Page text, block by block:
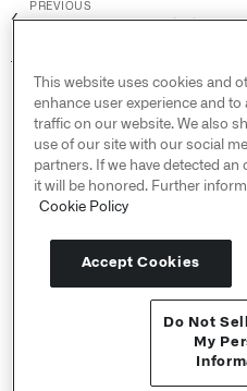
←
PREVIOUS
© 2026 Palantir
reserved.
Cookies Statement ↗
Privacy Statement ↗
Terms of Use ↗
Do Not Sell or Share My
This website uses cookies and
enhance user experience and to
traffic on our website. We also
use of our site with our social
partners. If we have detected
it will be honored. Further
Cookie Policy
Accept Cookies
Do Not
My